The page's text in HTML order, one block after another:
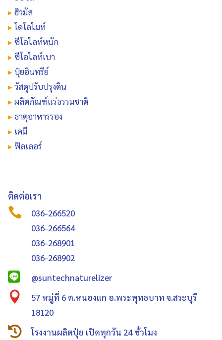
▸ฮิวมัส
▸โดโลไมท์
▸ซีโอไลท์หนัก
▸ซีโอไลท์เบา
▸ปุ๋ยอินทรีย์
▸วัสดุปรับปรุงดิน
▸ผลิตภัณฑ์แร่ธรรมชาติ
▸ ธาตุอาหารรอง
▸เคมี
▸ฟิลเลอร์
ติดต่อเรา

036-266520
036-266564
036-268901
036-268902
 @suntechnaturelizer

57 หมู่ที่ 6 ต.หนองแก อ.พระพุทธบาท จ.สระบุรี
18120
 โรงงานผลิตปุ๋ย เปิดทุกวัน 24 ชั่วโมง